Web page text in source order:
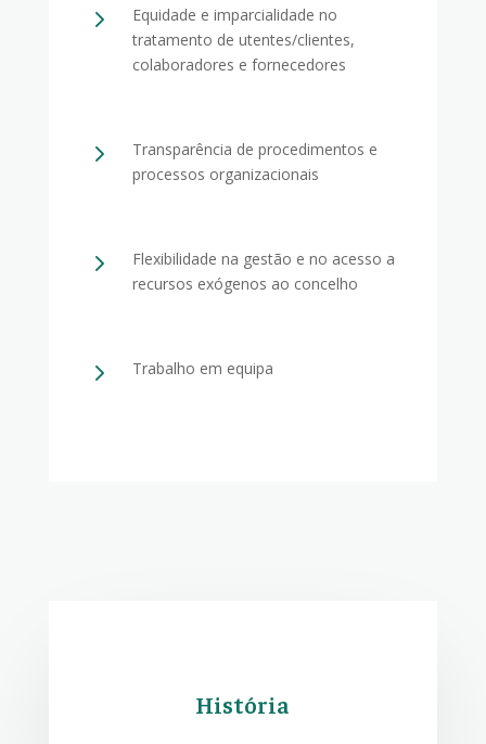
5
Equidade e imparcialidade no
tratamento de utentes/clientes,
colaboradores e fornecedores
5
Transparência de procedimentos e
processos organizacionais
5
Flexibilidade na gestão e no acesso a
recursos exógenos ao concelho
5 Trabalho em equipa
História